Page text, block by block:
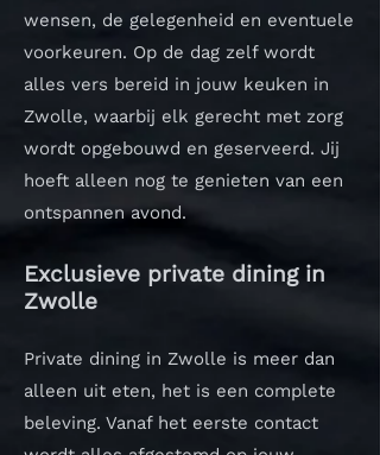
wensen, de gelegenheid en eventuele
voorkeuren. Op de dag zelf wordt
alles vers bereid in jouw keuken in
Zwolle, waarbij elk gerecht met zorg
wordt opgebouwd en geserveerd. Jij
hoeft alleen nog te genieten van een
ontspannen avond.
Exclusieve private dining in
Zwolle
Private dining in Zwolle is meer dan
alleen uit eten, het is een complete
beleving. Vanaf het eerste contact